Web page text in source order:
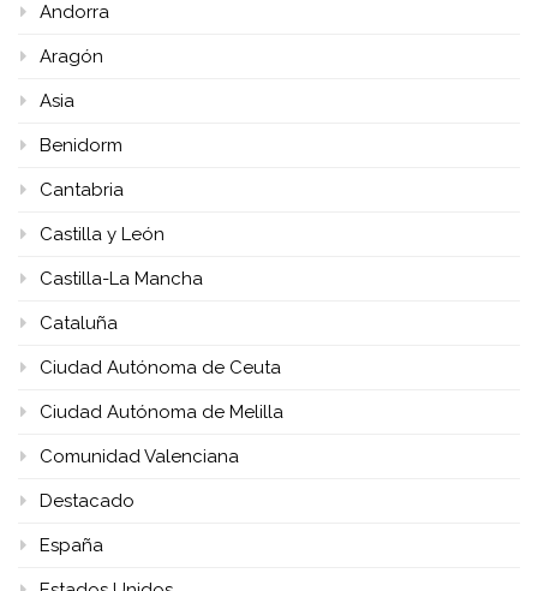
Andorra
Aragón
Asia
Benidorm
Cantabria
Castilla y León
Castilla-La Mancha
Cataluña
Ciudad Autónoma de Ceuta
Ciudad Autónoma de Melilla
Comunidad Valenciana
Destacado
España